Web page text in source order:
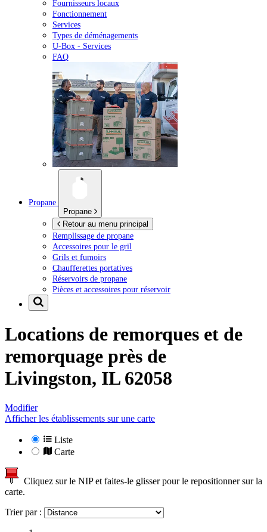
Fournisseurs locaux
Fonctionnement
Services
Types de déménagements
U-Box - Services
FAQ
Propane
Propane
Retour au menu principal
Remplissage de propane
Accessoires pour le gril
Grils et fumoirs
Chaufferettes portatives
Réservoirs de propane
Pièces et accessoires pour réservoir
Locations de remorques et de
remorquage près de
Livingston, IL 62058
Modifier
Afficher les établissements sur une carte
Liste
Carte
Cliquez sur le NIP et faites-le glisser pour le repositionner sur la
carte.
Trier par :